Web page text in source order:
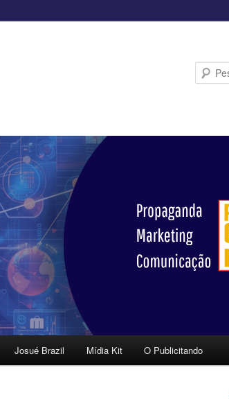
Josué Brazil Mídia Kit O Publicitando